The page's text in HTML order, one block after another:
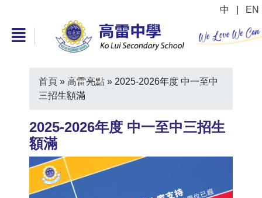
中 EN
首頁 » 高雷亮點 » 2025-2026年度 中一至中
三招生額滿
2025-2026年度 中一至中三招生
額滿